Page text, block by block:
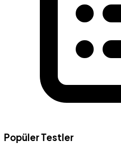
Popüler Testler